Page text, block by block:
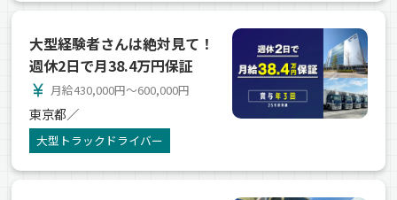
大型経験者さんは絶対見て！
週休2日で月38.4万円保証
currency_yen 月給430,000円～600,000円
東京都／
大型トラックドライバー